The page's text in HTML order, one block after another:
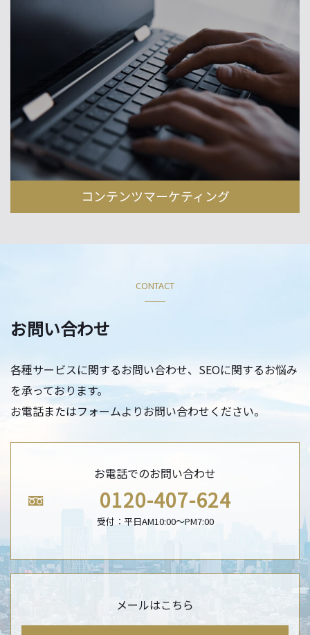
コンテンツマーケティング
CONTACT
お問い合わせ
各種サービスに関するお問い合わせ、SEOに関するお悩み
を承っております。
お電話またはフォームよりお問い合わせください。
お電話でのお問い合わせ
0120-407-624
受付：平日AM10:00〜PM7:00
メールはこちら